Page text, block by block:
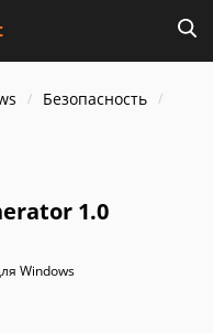
Безопасность
1.0
Windows